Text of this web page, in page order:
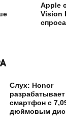
Apple
Vision
спроса
Слух: Honor
разрабатывает
смартфон с
дюймовым